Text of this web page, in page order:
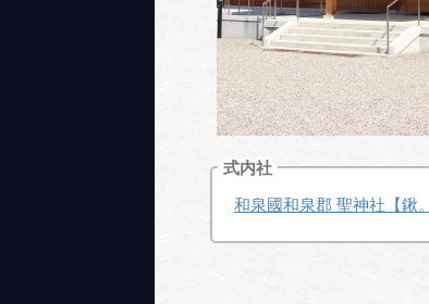
式内社
和泉國和泉郡 聖神社【鍬。